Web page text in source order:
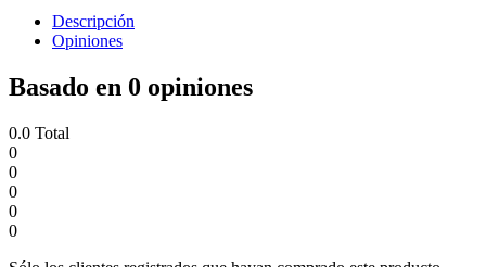
Descripción
Opiniones
Basado en 0 opiniones
0.0 Total
0
0
0
0
0